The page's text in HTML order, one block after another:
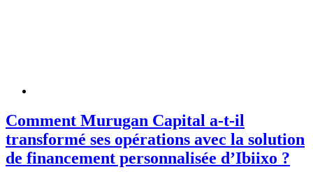
Comment Murugan Capital a-t-il
transformé ses opérations avec la solution
de financement personnalisée d’Ibiixo ?